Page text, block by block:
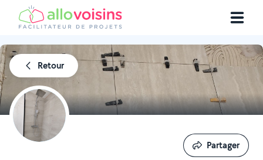
Retour
Partager
Partager